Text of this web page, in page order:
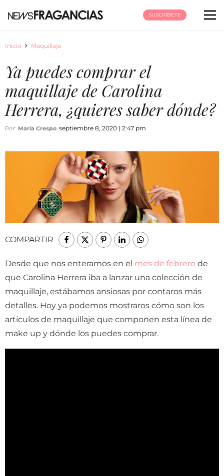
SUSCRÍBETE
Inicio Maquillaje
Ya puedes comprar el
maquillaje de Carolina
Herrera, ¿quieres saber dónde?
Por: María Crespo septiembre 8, 2020 | 2:47 pm
COMPARTIR
Desde que nos enteramos en el mes de febrero de
que Carolina Herrera iba a lanzar una colección de
maquillaje, estábamos ansiosas por contaros más
detalles. Hoy ya podemos mostraros cómo son los
artículos de maquillaje que componen esta línea de
make up y dónde los puedes comprar.